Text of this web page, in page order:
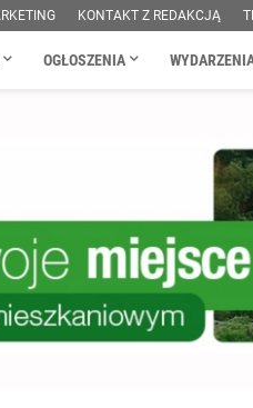
KONTAKT Z REDAKCJĄ
OGŁOSZENIA